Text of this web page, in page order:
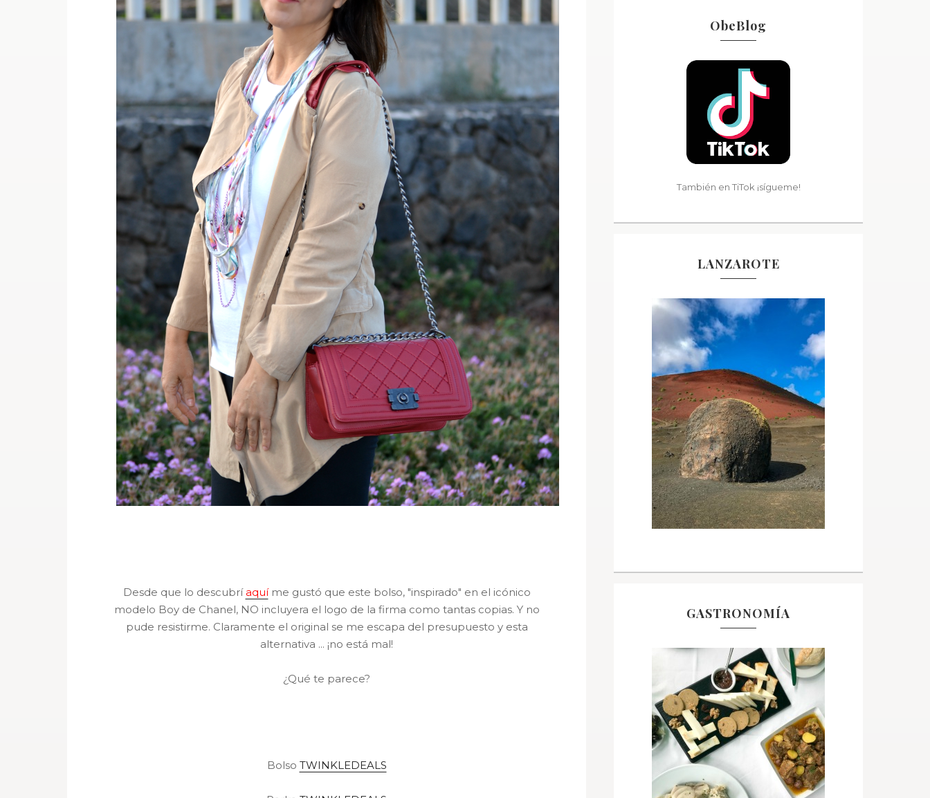
Desde que lo descubríaquíme gustó que este bolso, "inspirado" en el icónico
modelo Boy de Chanel, NO incluyera el logo de la firma como tantas copias. Y no
pude resistirme. Claramente el original se me escapa del presupuesto y esta
alternativa ... ¡no está mal!
¿Qué te parece?
Bolso TWINKLEDEALS
ObeBlog
También en TiTok ¡sígueme!
LANZAROTE
GASTRONOMÍA